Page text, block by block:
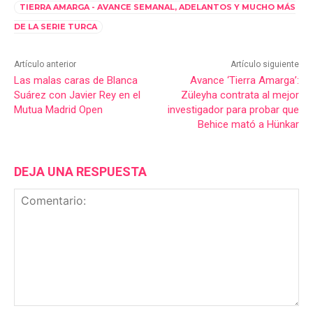
TIERRA AMARGA - AVANCE SEMANAL, ADELANTOS Y MUCHO MÁS
DE LA SERIE TURCA
Artículo anterior
Las malas caras de Blanca
Suárez con Javier Rey en el
Mutua Madrid Open
Artículo siguiente
Avance ‘Tierra Amarga’:
Züleyha contrata al mejor
investigador para probar que
Behice mató a Hünkar
DEJA UNA RESPUESTA